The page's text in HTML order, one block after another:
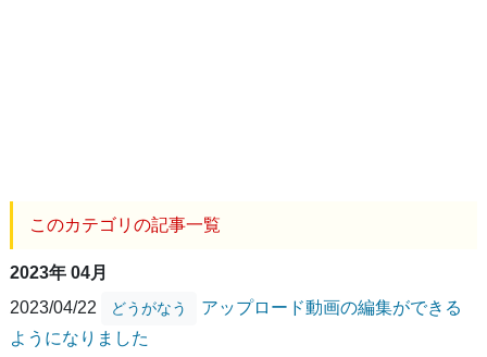
このカテゴリの記事一覧
2023年 04月
2023/04/22
どうがなう
アップロード動画の編集ができる
ようになりました